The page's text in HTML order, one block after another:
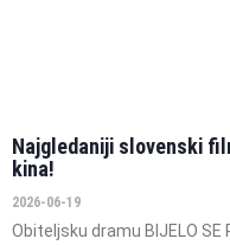
Najgledaniji slovenski
kina!
2026-06-19
Obiteljsku dramu BIJELO SE